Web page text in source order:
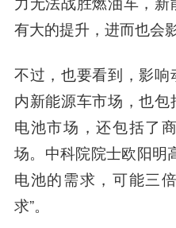
有大的提升，进而也会
不过，也要看到，影响
内新能源车市场，也包
电池市场，还包括了
场。中科院院士欧阳明
电池的需求，可能三
求”。